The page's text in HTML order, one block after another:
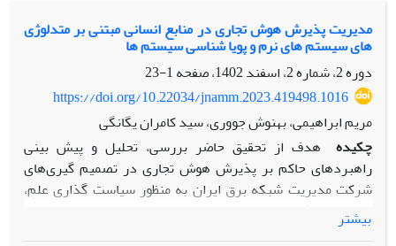
آماری در این پژوهش وسیع و نامشخص است برای تعیین حجم
نمونه از فرمول کوکران مخصوص جوامع نامحدود استفاده شد که
به صورت نمونه­گیری در دسترس انتخاب شد. جهت بررسی توزیع
نرمال بودن داده­های مورد استفاده از آزمون کولموگروف-
اسمیرنوف و برای تجزیه و تحلیل یافته­ها و آزمون فرضیه­های
پژوهش از مدل معادلات ساختاری از طریق نرم افزار AMOS
استفاده شد. نتایج نشان داد که توجه، تمرکز و مفهوم زمان بر
تجربه جریان تأثیر معنادار دارد. سایر نتایج نشان داد که تجربه
جریان، ارزش درک شده و مسئولیت اجتماعی شرکت بر وفاداری
مصرف کننده در سطح p<0.05 تأثیر معنادار دارد. در این راستا
مدیریت پذیرش هوش تجاری در منابع انسانی مبتنی بر متدلوژی
های سیستم های نرم و پویا شناسی سیستم ها
دوره 2، شماره 2، اسفند 1402، صفحه
1-23
https://doi.org/10.22034/jnamm.2023.419498.1016
مریم ابراهیمی، بهنوش جووری، سید کامران یگانگی
چکیده هدف از تحقیق حاضر بررسی، تحلیل و پیش بینی
راهبردهای حاکم بر پذیرش هوش تجاری در تصمیم گیری‌های
شرکت مدیریت شبکه برق ایران به منظور سیاست گذاری علم،
فناوری و نوآوری مبتنی بر هوش تجاری در این شرکت است. در
گام اول تحقیق بر مبنای تئوری تکنولوژی- سازمان- محیط ضمن
بیشتر